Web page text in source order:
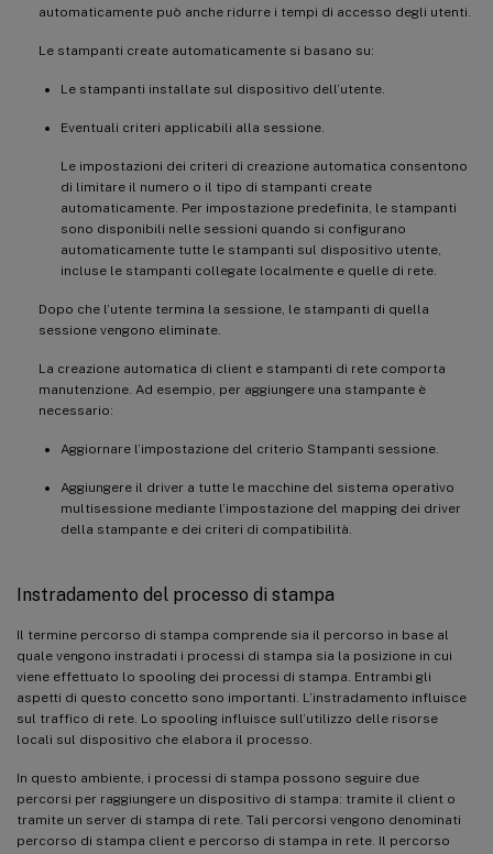
automaticamente può anche ridurre i tempi di accesso degli utenti.
Le stampanti create automaticamente si basano su:
Le stampanti installate sul dispositivo dell’utente.
Eventuali criteri applicabili alla sessione.
Le impostazioni dei criteri di creazione automatica consentono
di limitare il numero o il tipo di stampanti create
automaticamente. Per impostazione predefinita, le stampanti
sono disponibili nelle sessioni quando si configurano
automaticamente tutte le stampanti sul dispositivo utente,
incluse le stampanti collegate localmente e quelle di rete.
Dopo che l’utente termina la sessione, le stampanti di quella
sessione vengono eliminate.
La creazione automatica di client e stampanti di rete comporta
manutenzione. Ad esempio, per aggiungere una stampante è
necessario:
Aggiornare l’impostazione del criterio Stampanti sessione.
Aggiungere il driver a tutte le macchine del sistema operativo
multisessione mediante l’impostazione del mapping dei driver
della stampante e dei criteri di compatibilità.
Instradamento del processo di stampa
Il termine percorso di stampa comprende sia il percorso in base al
quale vengono instradati i processi di stampa sia la posizione in cui
viene effettuato lo spooling dei processi di stampa. Entrambi gli
aspetti di questo concetto sono importanti. L’instradamento influisce
sul traffico di rete. Lo spooling influisce sull’utilizzo delle risorse
locali sul dispositivo che elabora il processo.
In questo ambiente, i processi di stampa possono seguire due
percorsi per raggiungere un dispositivo di stampa: tramite il client o
tramite un server di stampa di rete. Tali percorsi vengono denominati
percorso di stampa client e percorso di stampa in rete. Il percorso